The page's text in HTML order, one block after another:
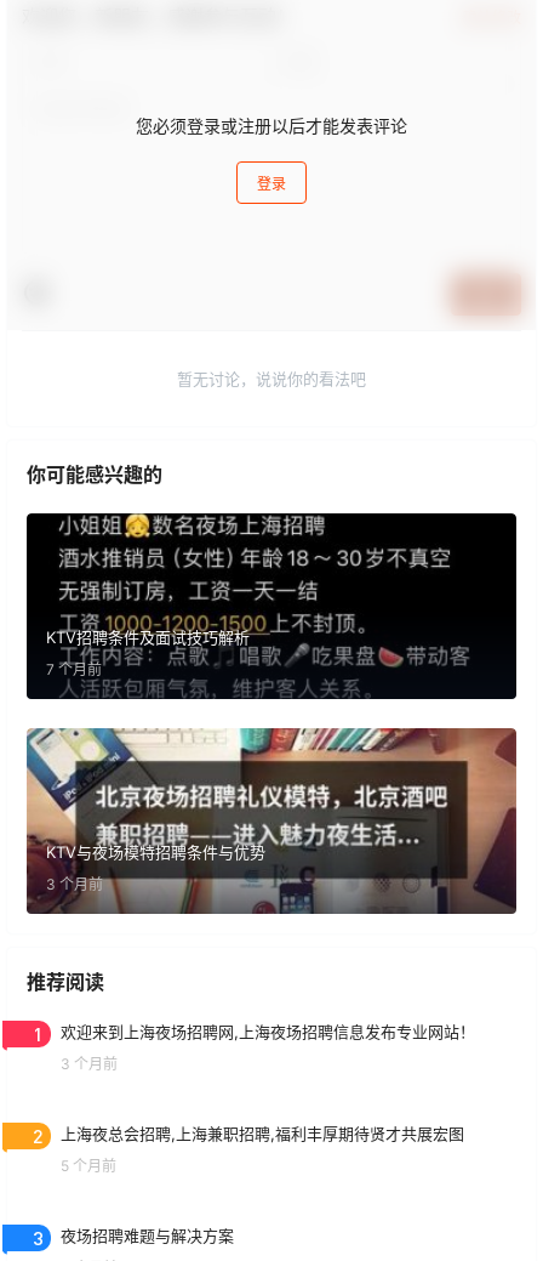
您必须登录或注册以后才能发表评论
登录
暂无讨论，说说你的看法吧
你可能感兴趣的
KTV招聘条件及面试技巧解析
7 个月前
KTV与夜场模特招聘条件与优势
3 个月前
推荐阅读
1 欢迎来到上海夜场招聘网,上海夜场招聘信息发布专业网站！
3 个月前
2 上海夜总会招聘,上海兼职招聘,福利丰厚期待贤才共展宏图
5 个月前
3 夜场招聘难题与解决方案